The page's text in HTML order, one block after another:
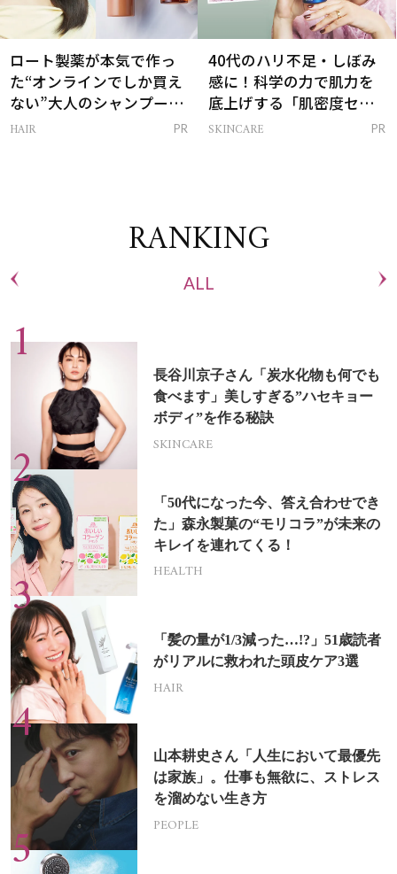
ロート製薬が本気で作っ
た“オンラインでしか買え
ない”大人のシャンプー＆
トリートメントって？
HAIR PR
40代のハリ不足・しぼみ
感に！科学の力で肌力を
底上げする「肌密度セラ
ム」
SKINCARE PR
RANKING
ALL
長谷川京子さん「炭水化物も何でも
食べます」美しすぎる”ハセキョー
ボディ”を作る秘訣
SKINCARE
「50代になった今、答え合わせでき
た」森永製菓の“モリコラ”が未来の
キレイを連れてくる！
HEALTH
「髪の量が1/3減った…!?」51歳読者
がリアルに救われた頭皮ケア3選
HAIR
山本耕史さん「人生において最優先
は家族」。仕事も無欲に、ストレス
を溜めない生き方
PEOPLE